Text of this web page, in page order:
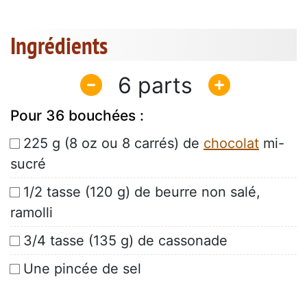
Ingrédients
6
Pour 36 bouchées :
225 g (8 oz ou 8 carrés) de chocolat mi-
sucré
1/2 tasse (120 g) de beurre non salé,
ramolli
3/4 tasse (135 g) de cassonade
Une pincée de sel